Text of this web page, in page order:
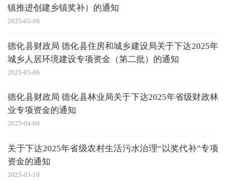
镇推进创建乡镇奖补）的通知
2025-05-06
德化县财政局 德化县住房和城乡建设局关于下达2025年
城乡人居环境建设专项资金（第二批）的通知
2025-05-06
德化县财政局 德化县林业局关于下达2025年省级财政林
业专项资金的通知
2025-04-09
关于下达2025年省级农村生活污水治理“以奖代补”专项
资金的通知
2025-03-10